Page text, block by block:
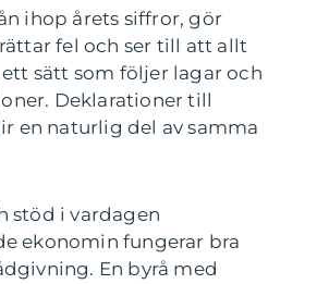
ihop årets siffror, gör
fel och ser till att allt
sätt som följer lagar och
Deklarationer till
en naturlig del av samma
stöd i vardagen
ekonomin fungerar bra
En byrå med